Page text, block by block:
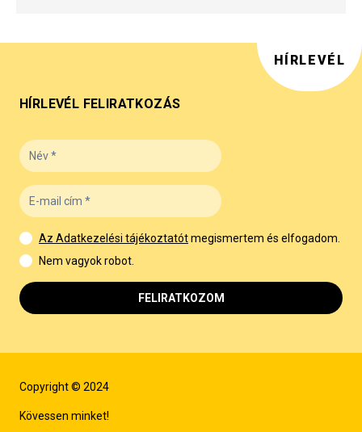
Copyright © 2024
Kövessen minket!
HÍRLEVÉL
HÍRLEVÉL FELIRATKOZÁS
Az Adatkezelési tájékoztatótmegismertem és elfogadom.
Nem vagyok robot.
FELIRATKOZOM